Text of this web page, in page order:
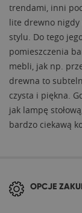
trendami, inni
lite drewno nigdy
stylu. Do tego
pomieszczenia
mebli, jak np.
drewna to
czysta i piękna.
jak lampę
bardzo ciekawą
OPCJE